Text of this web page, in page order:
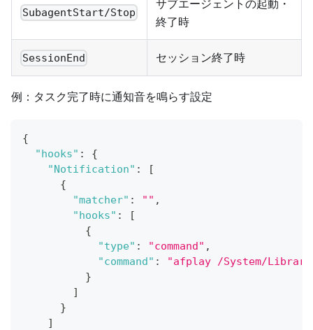
SubagentStart/Stop
サブエージェントの起動・
終了時
SessionEnd セッション終了時
例：タスク完了時に通知音を鳴らす設定
{
"hooks" :
{
"Notification" :
[
{
"matcher" : "" ,
"hooks" :
[
{
"type" : "command" ,
"command" :
"afplay /System/
}
]
}
]